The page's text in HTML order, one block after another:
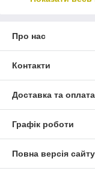
Про нас
Контакти
Доставка та оплата
Графік роботи
Повна версія сайту